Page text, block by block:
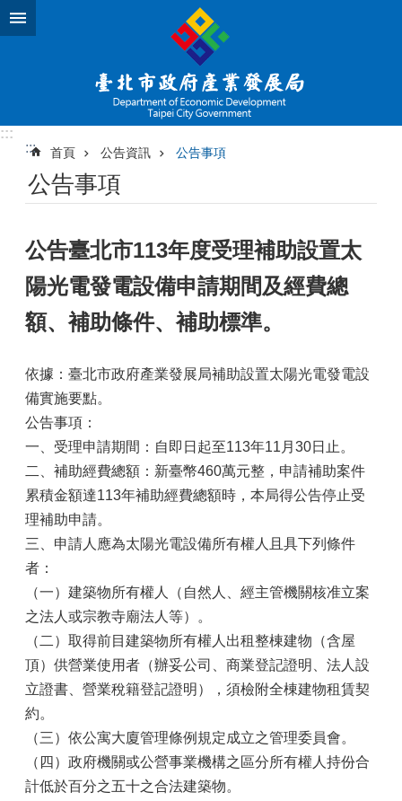
跳到主要內容區塊
:::
:::
首頁 公告資訊 公告事項
公告事項
公告臺北市113年度受理補助設置太
陽光電發電設備申請期間及經費總
額、補助條件、補助標準。
依據：臺北市政府產業發展局補助設置太陽光電發電設
備實施要點。
公告事項：
一、受理申請期間：自即日起至113年11月30日止。
二、補助經費總額：新臺幣460萬元整，申請補助案件
累積金額達113年補助經費總額時，本局得公告停止受
理補助申請。
三、申請人應為太陽光電設備所有權人且具下列條件
者：
（一）建築物所有權人（自然人、經主管機關核准立案
之法人或宗教寺廟法人等）。
（二）取得前目建築物所有權人出租整棟建物（含屋
頂）供營業使用者（辦妥公司、商業登記證明、法人設
立證書、營業稅籍登記證明），須檢附全棟建物租賃契
約。
（三）依公寓大廈管理條例規定成立之管理委員會。
（四）政府機關或公營事業機構之區分所有權人持份合
計低於百分之五十之合法建築物。